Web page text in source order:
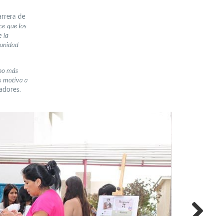
de
que los
la
más
motiva a